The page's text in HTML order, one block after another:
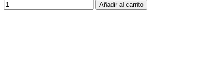
Añadir al carrito